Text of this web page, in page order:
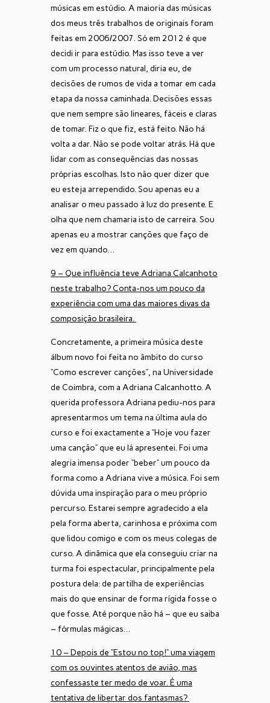
músicas em estúdio. A maioria das músicas
dos meus três trabalhos de originais foram
feitas em 2006/2007. Só em 2012 é que
decidi ir para estúdio. Mas isso teve a ver
com um processo natural, diria eu, de
decisões de rumos de vida a tomar em cada
etapa da nossa caminhada. Decisões essas
que nem sempre são lineares, fáceis e claras
de tomar. Fiz o que fiz, está feito. Não há
volta a dar. Não se pode voltar atrás. Há que
lidar com as consequências das nossas
próprias escolhas. Isto não quer dizer que
eu esteja arrependido. Sou apenas eu a
analisar o meu passado à luz do presente. E
olha que nem chamaria isto de carreira. Sou
apenas eu a mostrar canções que faço de
vez em quando…
9 – Que influência teve Adriana Calcanhoto
neste trabalho? Conta-nos um pouco da
experiência com uma das maiores divas da
composição brasileira.
Concretamente, a primeira música deste
álbum novo foi feita no âmbito do curso
“Como escrever canções”, na Universidade
de Coimbra, com a Adriana Calcanhotto. A
querida professora Adriana pediu-nos para
apresentarmos um tema na última aula do
curso e foi exactamente a “Hoje vou fazer
uma canção” que eu lá apresentei. Foi uma
alegria imensa poder “beber” um pouco da
forma como a Adriana vive a música. Foi sem
dúvida uma inspiração para o meu próprio
percurso. Estarei sempre agradecido a ela
pela forma aberta, carinhosa e próxima com
que lidou comigo e com os meus colegas de
curso. A dinâmica que ela conseguiu criar na
turma foi espectacular, principalmente pela
postura dela: de partilha de experiências
mais do que ensinar de forma rígida fosse o
que fosse. Até porque não há – que eu saiba
– fórmulas mágicas…
10 – Depois de “Estou no top!” uma viagem
com os ouvintes atentos de avião, mas
confessaste ter medo de voar. É uma
tentativa de libertar dos fantasmas?